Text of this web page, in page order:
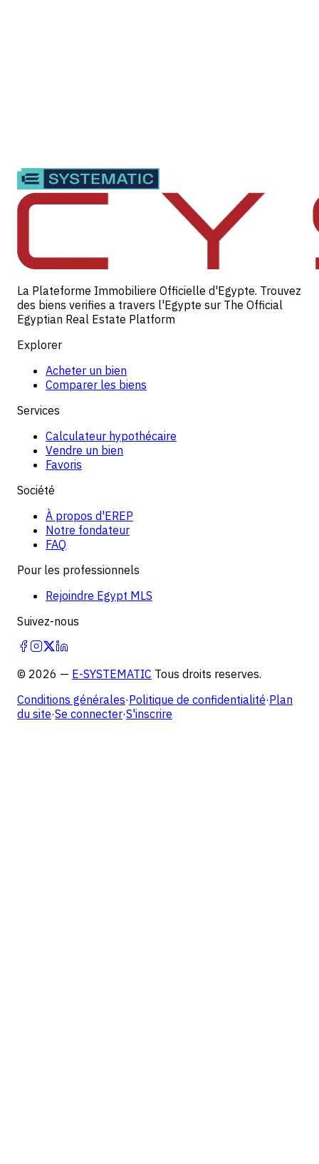
La Plateforme Immobiliere Officielle d'Egypte. Trouvez
des biens verifies a travers l'Egypte sur The Official
Egyptian Real Estate Platform
Explorer
Acheter un bien
Comparer les biens
Services
Calculateur hypothécaire
Vendre un bien
Favoris
Société
À propos d'EREP
Notre fondateur
FAQ
Pour les professionnels
Rejoindre Egypt MLS
Suivez-nous
© 2026 — E-SYSTEMATIC Tous droits reserves.
Conditions générales·Politique de confidentialité·Plan
du site·Se connecter·S'inscrire